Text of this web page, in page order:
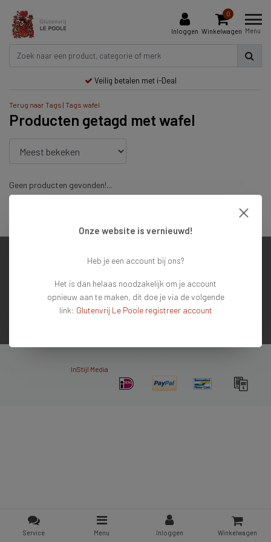
Inloggen
0
Winkelwagen Menu
Veilig betalen met i-Deal
Terug naar Tags | Tags wafel
Producten getagd met wafel
Geen producten gevonden!...
Mijn account
Contactgegevens
InStijl Media
Service Menu Inloggen Winkelwagen
Onze website is vernieuwd!
Heb je een account bij ons?
Het is dan helaas noodzakelijk om je account
opnieuw aan te maken, dit doe je via de volgende
link: Glutenvrij Le Poole registreer account